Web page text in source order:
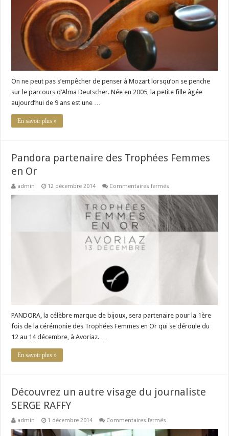
opéra
On ne peut pas s’empêcher de penser à Mozart lorsqu’on se penche
sur le parcours d’Alma Deutscher. Née en 2005, la petite fille âgée
aujourd’hui de 9 ans est une …
En savoir plus »
Pandora partenaire des Trophées Femmes
en Or
admin 12 décembre 2014 Commentaires fermés
partenaire
des
Trophées
Femmes
en
Or
PANDORA, la célèbre marque de bijoux, sera partenaire pour la 1ère
fois de la cérémonie des Trophées Femmes en Or qui se déroule du
12 au 14 décembre, à Avoriaz. …
En savoir plus »
Découvrez un autre visage du journaliste
SERGE RAFFY
admin 1 décembre 2014 Commentaires fermés